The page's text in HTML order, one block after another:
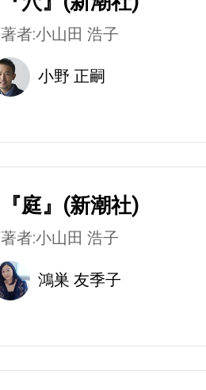
著者:小山田 浩子
小野 正嗣
『庭』(新潮社)
著者:小山田 浩子
鴻巣 友季子